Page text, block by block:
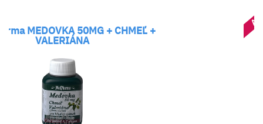
MEDOVKA 50MG + CHMEĽ +
VALERIÁNA